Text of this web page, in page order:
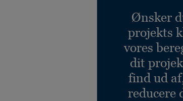
Ønsker
projekts
vores
dit
find ud
reducere